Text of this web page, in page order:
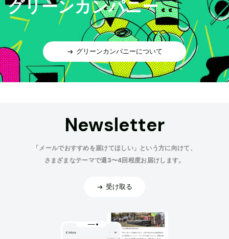
グリーンカンパニー
グリーンカンパニーについて
Newsletter
「メールでおすすめを届けてほしい」という方に向けて、
さまざまなテーマで週3〜4回程度お届けします。
受け取る